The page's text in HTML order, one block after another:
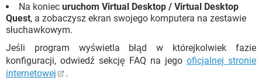
Na koniec uruchom Virtual Desktop / Virtual Desktop
Quest, a zobaczysz ekran swojego komputera na zestawie
słuchawkowym.
Jeśli program wyświetla błąd w którejkolwiek fazie
konfiguracji, odwiedź sekcję FAQ na jego oficjalnej stronie
internetowej
.